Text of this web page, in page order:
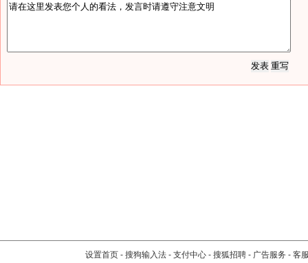
设置首页 - 搜狗输入法 - 支付中心 - 搜狐招聘 - 广告服务 - 客